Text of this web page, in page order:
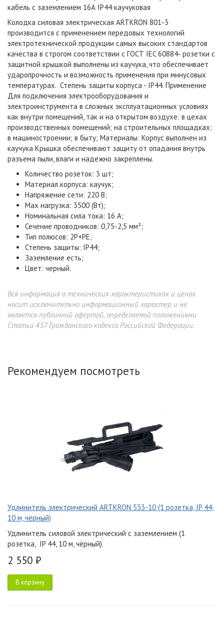
кабель с заземлением 16А IP44 каучуковая
Колодка силовая электрическая ARTKRON 801-3
производится с применением передовых технологий
электротехнической продукции самых высоких стандартов
качества в строгом соответствии с ГОСТ IEC 60884- розетки с
защитной крышкой выполнены из каучука, что обеспечивает
ударопрочность и возможность применения при минусовых
температурах. Степень защиты корпуса - IP44. Применение
Для подключения электрооборудования и
электроинструмента в сложных эксплуатационных условиях
как внутри помещений, так и на открытом воздухе: в цехах
производственных помещений; на строительных площадках;
в машиностроении; в быту; Материалы: Корпус выполнен из
каучука Крышка обеспечивают защиту от опадания внутрь
разъема пыли, влаги и надежно закреплены.
Количество розеток: 3 шт;
Материал корпуса: каучук;
Напряжение сети: 220 В;
Max нагрузка: 3500 (Вт);
Номинальная сила тока: 16 А;
Сечение проводников: 0,75-2,5 мм²;
Тип полюсов: 2Р+РЕ;
Степень защиты: IP44;
Заземление есть;
Цвет: черный.
Вся информация о технических характеристиках и ценах
носит исключительно информационный характер и не
является публичной офертой, определяемой положениями
Статьи 437 Гражданского кодекса Российской Федерации.
Рекомендуем посмотреть
Удлинитель электрический ARTKRON 533-10 (1 розетка, IP 44,
10 м, чёрный)
Удлинитель силовой электрический с заземлением (1
розетка, IP 44, 10 м, чёрный).
2 550 ₽
В корзину